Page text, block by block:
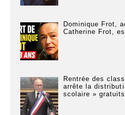
Dominique Frot,
Catherine Frot,
Rentrée des
arrête la
scolaire » gratuits